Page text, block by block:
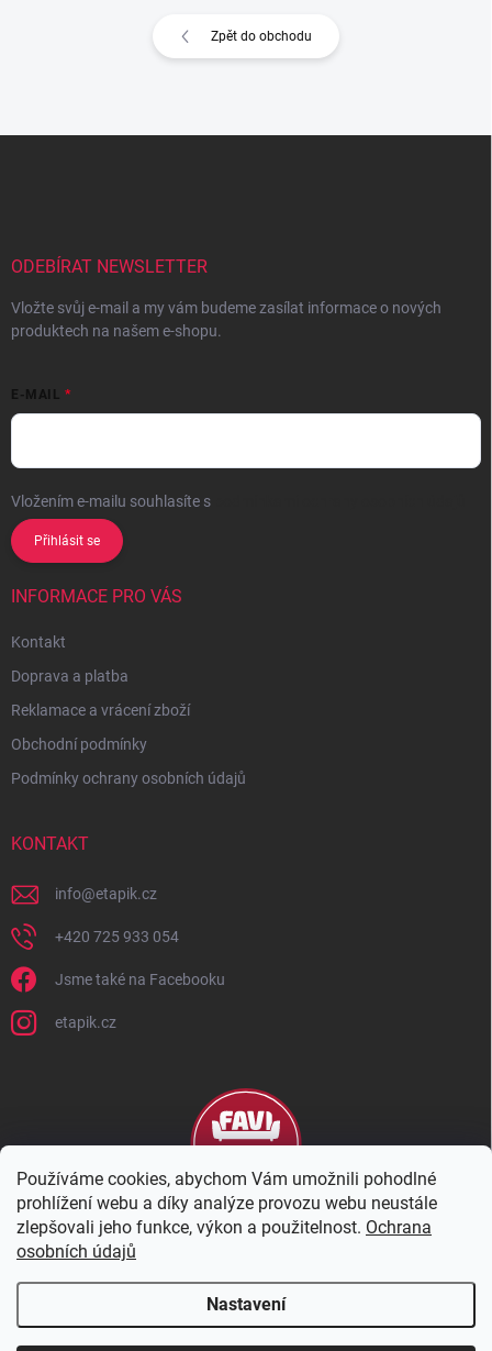
Používáme cookies, abychom Vám umožnili pohodlné
prohlížení webu a díky analýze provozu webu neustále
zlepšovali jeho funkce, výkon a použitelnost. Ochrana
osobních údajů
Nastavení
Zpět do obchodu
ODEBÍRAT NEWSLETTER
Vložte svůj e-mail a my vám budeme zasílat informace o nových
produktech na našem e-shopu.
E-MAIL
Vložením e-mailu souhlasíte s
Přihlásit se
INFORMACE PRO VÁS
Kontakt
Doprava a platba
Reklamace a vrácení zboží
Obchodní podmínky
Podmínky ochrany osobních údajů
KONTAKT
info@etapik.cz
+420 725 933 054
Jsme také na Facebooku
etapik.cz